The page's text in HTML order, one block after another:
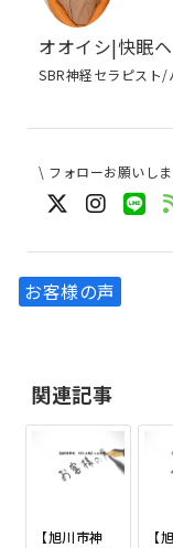
オオイシ|快眠
SBR神経セラピスト/
\ フォローお願いし
お客様の声
関連記事
【旭川市神
【